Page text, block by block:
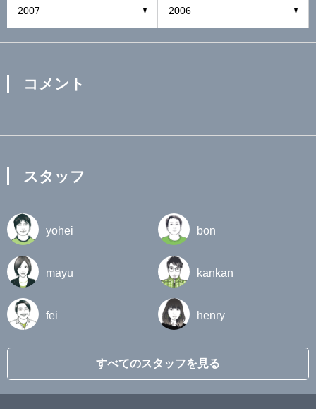
2007 2006
コメント
スタッフ
yohei bon
mayu kankan
fei henry
すべてのスタッフを見る